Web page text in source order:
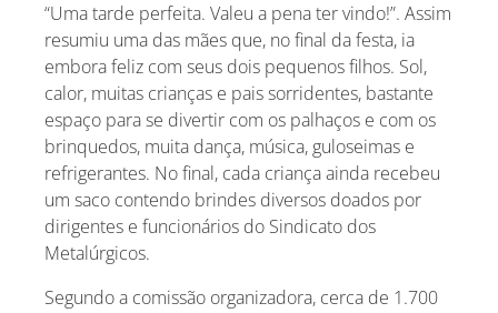
“Uma tarde perfeita. Valeu a pena ter vindo!”. Assim
resumiu uma das mães que, no final da festa, ia
embora feliz com seus dois pequenos filhos. Sol,
calor, muitas crianças e pais sorridentes, bastante
espaço para se divertir com os palhaços e com os
brinquedos, muita dança, música, guloseimas e
refrigerantes. No final, cada criança ainda recebeu
um saco contendo brindes diversos doados por
dirigentes e funcionários do Sindicato dos
Metalúrgicos.
Segundo a comissão organizadora, cerca de 1.700